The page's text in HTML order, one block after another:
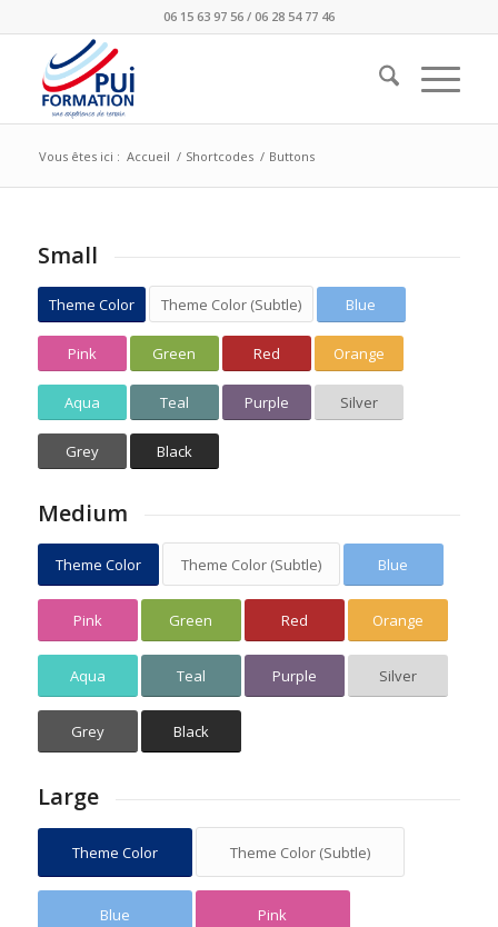
06 15 63 97 56 / 06 28 54 77 46
Vous êtes ici : Accueil / Shortcodes / Buttons
Small
Theme Color Theme Color (Subtle) Blue
Pink Green Red Orange
Aqua Teal Purple Silver
Grey Black
Medium
Theme Color Theme Color (Subtle) Blue
Pink Green Red Orange
Aqua Teal Purple Silver
Grey Black
Large
Theme Color Theme Color (Subtle)
Blue Pink